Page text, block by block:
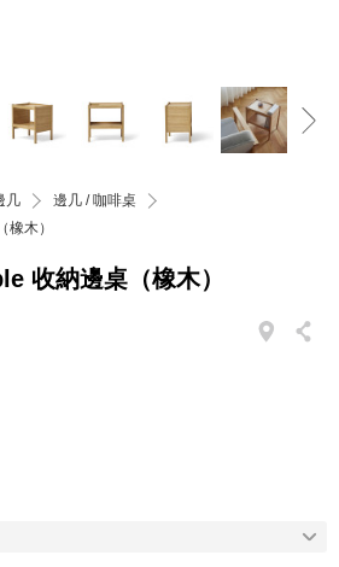
几
邊几 / 咖啡桌
木）
收納邊桌（橡木）